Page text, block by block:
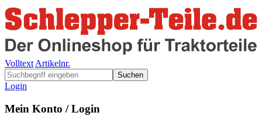
Volltext Artikelnr.
Suchen
Login
Mein Konto / Login